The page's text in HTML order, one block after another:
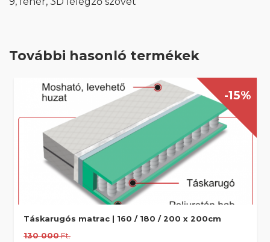
További hasonló termékek
-15%
Táskarugós matrac | 160 / 180 / 200 x 200cm
130 000Ft.